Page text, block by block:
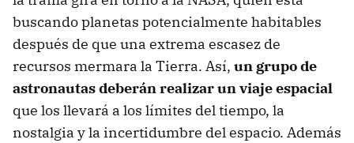
buscando planetas potencialmente habitables
después de que una extrema escasez de
recursos mermara la Tierra. Así, un grupo de
astronautas deberán realizar un viaje espacial
que los llevará a los límites del tiempo, la
nostalgia y la incertidumbre del espacio. Además